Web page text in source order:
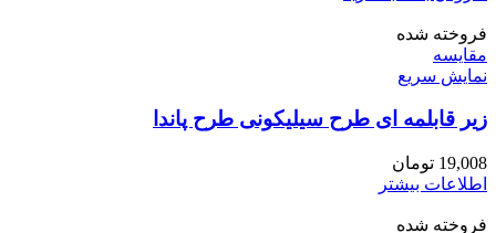
فروخته شده
مقايسه
نمایش سریع
زیر قابلمه ای طرح سیلیکونی طرح پاندا
19,008 تومان
اطلاعات بیشتر
فروخته شده